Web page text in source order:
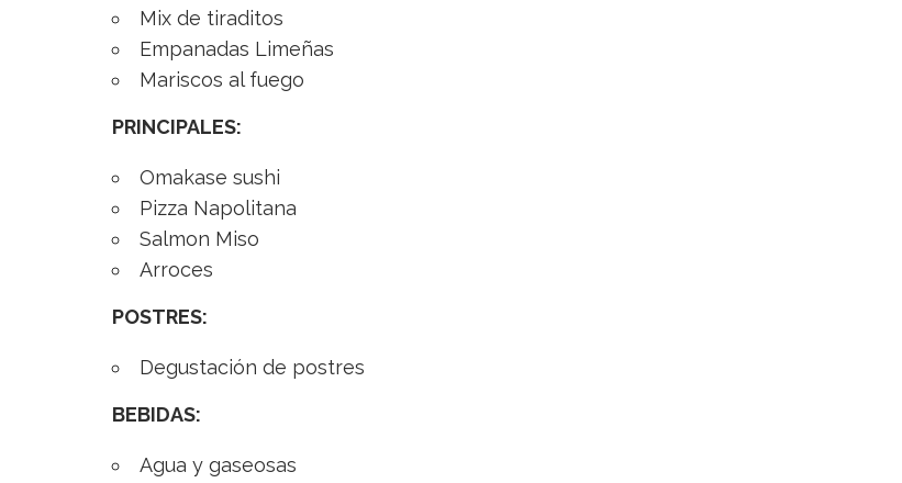
Mix de tiraditos
Empanadas Limeñas
Mariscos al fuego
PRINCIPALES:
Omakase sushi
Pizza Napolitana
Salmon Miso
Arroces
POSTRES:
Degustación de postres
BEBIDAS:
Agua y gaseosas